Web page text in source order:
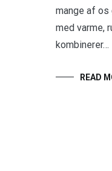
mange af os
med varme,
kombinerer…
READ